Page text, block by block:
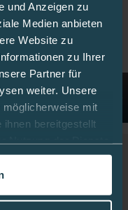
und Anzeigen zu
Medien anbieten
Website zu
zu Ihrer
Partner für
weiter. Unsere
mit
bereitgestellt
10 Stück